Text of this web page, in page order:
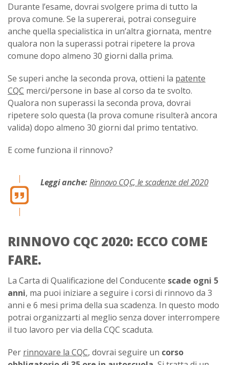
Durante l’esame, dovrai svolgere prima di tutto la
prova comune. Se la supererai, potrai conseguire
anche quella specialistica in un’altra giornata, mentre
qualora non la superassi potrai ripetere la prova
comune dopo almeno 30 giorni dalla prima.
Se superi anche la seconda prova, ottieni la patente
CQC merci/persone in base al corso da te svolto.
Qualora non superassi la seconda prova, dovrai
ripetere solo questa (la prova comune risulterà ancora
valida) dopo almeno 30 giorni dal primo tentativo.
E come funziona il rinnovo?
Leggi anche:Rinnovo CQC, le scadenze del 2020
RINNOVO CQC 2020: ECCO COME
FARE.
La Carta di Qualificazione del Conducente scade ogni 5
anni, ma puoi iniziare a seguire i corsi di rinnovo da 3
anni e 6 mesi prima della sua scadenza. In questo modo
potrai organizzarti al meglio senza dover interrompere
il tuo lavoro per via della CQC scaduta.
Per rinnovare la CQC, dovrai seguire un corso